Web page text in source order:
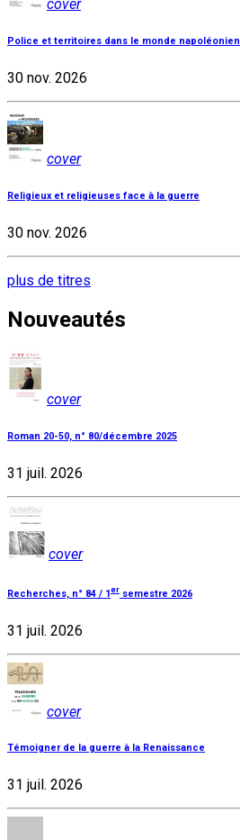
cover
Police et territoires dans le monde napoléonien
30 nov. 2026
cover
Religieux et religieuses face à la guerre
30 nov. 2026
plus de titres
Nouveautés
cover
Roman 20-50, n° 80/décembre 2025
31 juil. 2026
cover
Recherches, n° 84 / 1er semestre 2026
31 juil. 2026
cover
Témoigner de la guerre à la Renaissance
31 juil. 2026